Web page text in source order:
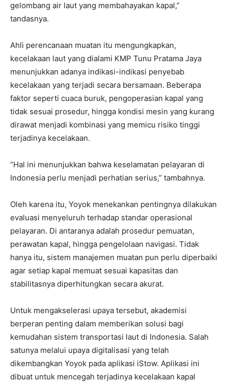
gelombang air laut yang membahayakan kapal,”
tandasnya.
Ahli perencanaan muatan itu mengungkapkan,
kecelakaan laut yang dialami KMP Tunu Pratama Jaya
menunjukkan adanya indikasi-indikasi penyebab
kecelakaan yang terjadi secara bersamaan. Beberapa
faktor seperti cuaca buruk, pengoperasian kapal yang
tidak sesuai prosedur, hingga kondisi mesin yang kurang
dirawat menjadi kombinasi yang memicu risiko tinggi
terjadinya kecelakaan.
“Hal ini menunjukkan bahwa keselamatan pelayaran di
Indonesia perlu menjadi perhatian serius,” tambahnya.
Oleh karena itu, Yoyok menekankan pentingnya dilakukan
evaluasi menyeluruh terhadap standar operasional
pelayaran. Di antaranya adalah prosedur pemuatan,
perawatan kapal, hingga pengelolaan navigasi. Tidak
hanya itu, sistem manajemen muatan pun perlu diperbaiki
agar setiap kapal memuat sesuai kapasitas dan
stabilitasnya diperhitungkan secara akurat.
Untuk mengakselerasi upaya tersebut, akademisi
berperan penting dalam memberikan solusi bagi
kemudahan sistem transportasi laut di Indonesia. Salah
satunya melalui upaya digitalisasi yang telah
dikembangkan Yoyok pada aplikasi iStow. Aplikasi ini
dibuat untuk mencegah terjadinya kecelakaan kapal